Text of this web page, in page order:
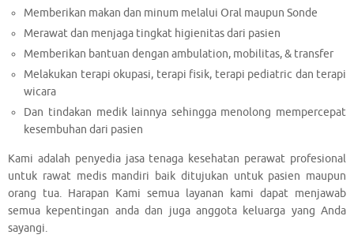
Memberikan makan dan minum melalui Oral maupun Sonde
Merawat dan menjaga tingkat higienitas dari pasien
Memberikan bantuan dengan ambulation, mobilitas, & transfer
Melakukan terapi okupasi, terapi fisik, terapi pediatric dan terapi
wicara
Dan tindakan medik lainnya sehingga menolong mempercepat
kesembuhan dari pasien
Kami adalah penyedia jasa tenaga kesehatan perawat profesional
untuk rawat medis mandiri baik ditujukan untuk pasien maupun
orang tua. Harapan Kami semua layanan kami dapat menjawab
semua kepentingan anda dan juga anggota keluarga yang Anda
sayangi.